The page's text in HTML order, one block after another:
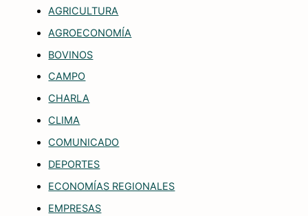
AGRICULTURA
AGROECONOMÍA
BOVINOS
CAMPO
CHARLA
CLIMA
COMUNICADO
DEPORTES
ECONOMÍAS REGIONALES
EMPRESAS